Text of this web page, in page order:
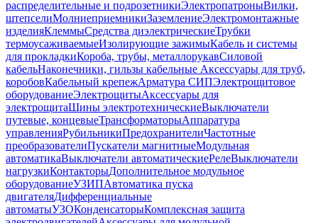
распределительные и подрозетникиЭлектропатроныВилки,
штепселиМолниеприемникиЗаземлениеЭлектромонтажные
изделияКлеммыСредства диэлектрическиеТрубки
термоусаживаемыеИзолирующие зажимыКабель и системы
для прокладкиКороба, трубы, металлорукавСиловой
кабельНаконечники, гильзы кабельные Аксессуары для труб,
коробовКабельный крепежАрматура СИПЭлектрощитовое
оборудованиеЭлектрощитыАксессуары для
электрощитаШины электротехническиеВыключатели
путевые, концевыеТрансформаторыАппаратура
управленияРубильникиПредохранителиЧастотные
преобразователиПускатели магнитныеМодульная
автоматикаВыключатели автоматическиеРелеВыключатели
нагрузкиКонтакторыДополнительное модульное
оборудованиеУЗИПАвтоматика пуска
двигателяДифференциальные
автоматыУЗОКонденсаторыКомплексная защита